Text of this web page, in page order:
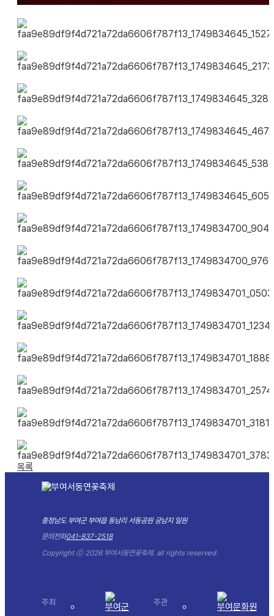
목록
충청남도 부여군 부여읍 동남리 서동공원 궁남지 일원
문의전화041-837-2518
Copyright ⓒ 2026 부여서동연꽃축제. all rights reserved.
주최 주관